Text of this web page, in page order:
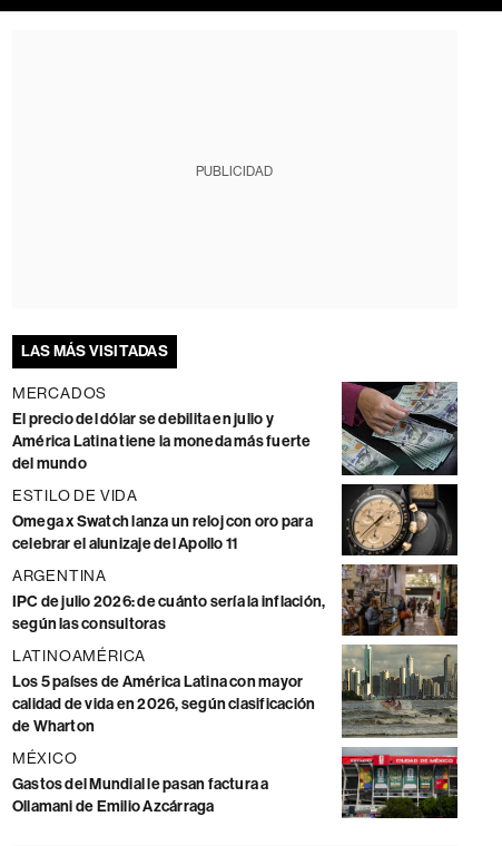
PUBLICIDAD
LAS MÁS VISITADAS
MERCADOS
El precio del dólar se debilita en julio y
América Latina tiene la moneda más fuerte
del mundo
ESTILO DE VIDA
Omega x Swatch lanza un reloj con oro para
celebrar el alunizaje del Apollo 11
ARGENTINA
IPC de julio 2026: de cuánto sería la inflación,
según las consultoras
LATINOAMÉRICA
Los 5 países de América Latina con mayor
calidad de vida en 2026, según clasificación
de Wharton
MÉXICO
Gastos del Mundial le pasan factura a
Ollamani de Emilio Azcárraga